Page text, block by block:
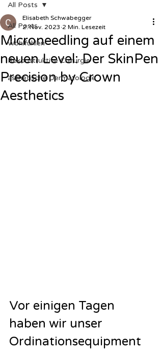
All Posts
Wohlfühlen
Rekonstruktive Chirurgie
ästhetische Dermatologie
All Posts
Microneedling auf einem
neuen Level: Der SkinPen
Precision by Crown
Aesthetics
Elisabeth Schwabegger
2. Nov. 2023 2 Min. Lesezeit
Vor einigen Tagen
haben wir unser
Ordinationsequipment